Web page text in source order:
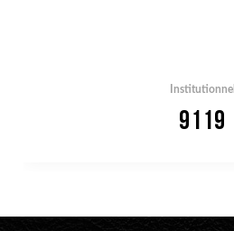
Institutionnel
9119